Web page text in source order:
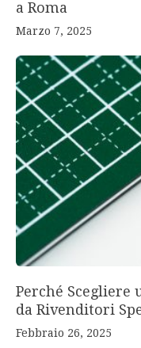
a Roma
Marzo 7, 2025
Perché Scegliere
da Rivenditori
Febbraio 26, 2025